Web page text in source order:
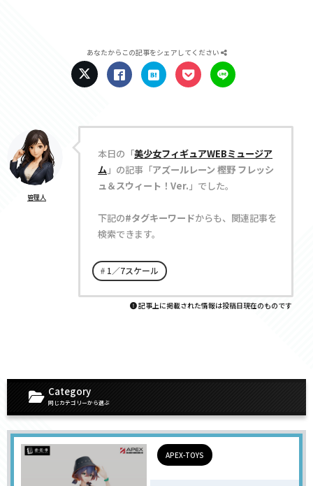
あなたからこの記事をシェアしてください
管理人
本日の「美少女フィギュアWEBミュージア
ム」の記事「アズールレーン 樫野 フレッシ
ュ＆スウィート！Ver. 」でした。
下記の#タグキーワードからも、関連記事を
検索できます。
1／7スケール
記事上に掲載された情報は投稿日現在のものです
Category
同じカテゴリーから選ぶ
APEX-TOYS